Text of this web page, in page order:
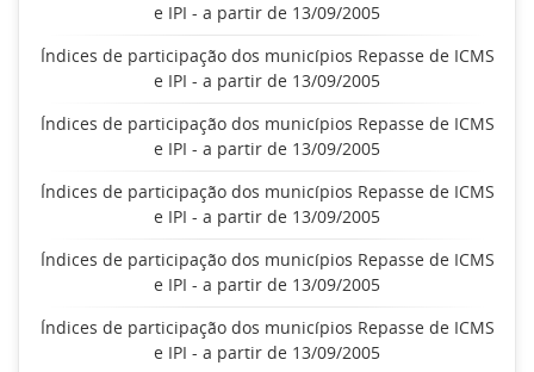
e IPI - a partir de 13/09/2005
Índices de participação dos municípios Repasse de ICMS
e IPI - a partir de 13/09/2005
Índices de participação dos municípios Repasse de ICMS
e IPI - a partir de 13/09/2005
Índices de participação dos municípios Repasse de ICMS
e IPI - a partir de 13/09/2005
Índices de participação dos municípios Repasse de ICMS
e IPI - a partir de 13/09/2005
Índices de participação dos municípios Repasse de ICMS
e IPI - a partir de 13/09/2005